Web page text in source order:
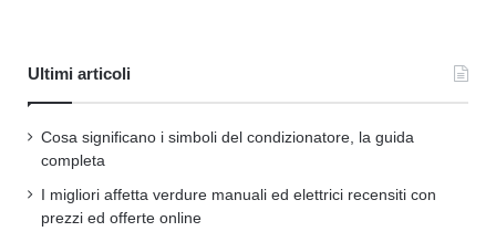
Ultimi articoli
Cosa significano i simboli del condizionatore, la guida
completa
I migliori affetta verdure manuali ed elettrici recensiti con
prezzi ed offerte online